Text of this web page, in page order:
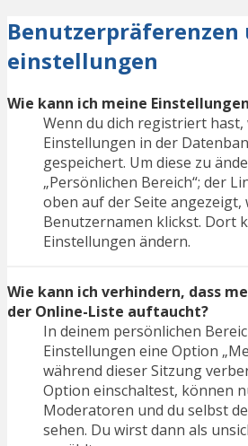
Benutzerpräferenzen
einstellungen
Wie kann ich meine
Wenn du dich registriert hast,
Einstellungen in der
gespeichert. Um diese zu
„Persönlichen Bereich“; der
oben auf der Seite angezeigt,
Benutzernamen klickst. Dort
Einstellungen ändern.
Wie kann ich verhindern, dass
der Online-Liste auftaucht?
In deinem persönlichen
Einstellungen eine Option
während dieser Sitzung
Option einschaltest, können
Moderatoren und du selbst
sehen. Du wirst dann als